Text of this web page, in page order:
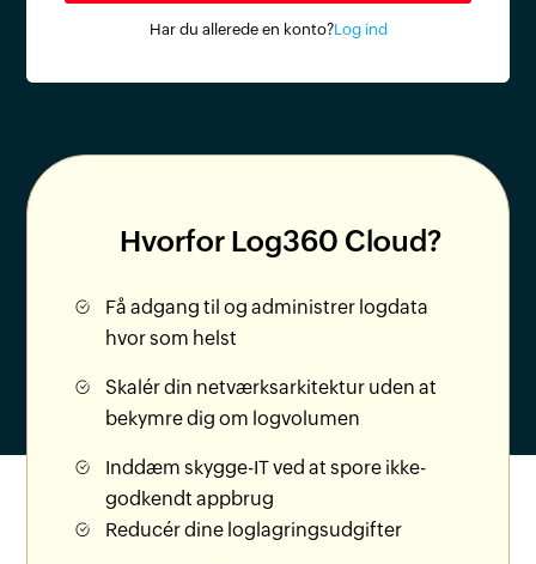
Har du allerede en konto?Log ind
Hvorfor Log360 Cloud?
Få adgang til og administrer logdata
hvor som helst
Skalér din netværksarkitektur uden at
bekymre dig om logvolumen
Inddæm skygge-IT ved at spore ikke-
godkendt appbrug
Reducér dine loglagringsudgifter